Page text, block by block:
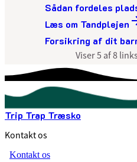
Sådan fordeles
Læs om Tandplejen
Forsikring af dit
Viser 5 af 8 links
Trip Trap Træsko
Kontakt os
Kontakt os